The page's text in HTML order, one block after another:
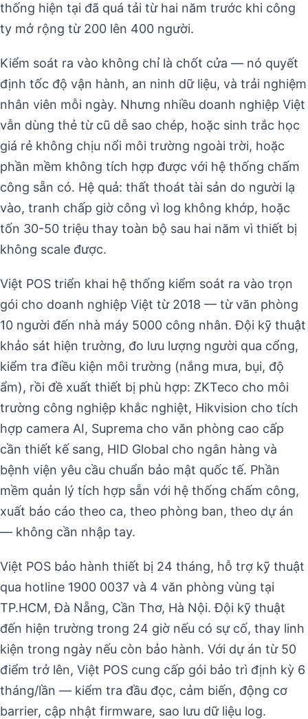
thống hiện tại đã quá tải từ hai năm trước khi công
ty mở rộng từ 200 lên 400 người.
Kiểm soát ra vào không chỉ là chốt cửa — nó quyết
định tốc độ vận hành, an ninh dữ liệu, và trải nghiệm
nhân viên mỗi ngày. Nhưng nhiều doanh nghiệp Việt
vẫn dùng thẻ từ cũ dễ sao chép, hoặc sinh trắc học
giá rẻ không chịu nổi môi trường ngoài trời, hoặc
phần mềm không tích hợp được với hệ thống chấm
công sẵn có. Hệ quả: thất thoát tài sản do người lạ
vào, tranh chấp giờ công vì log không khớp, hoặc
tốn 30-50 triệu thay toàn bộ sau hai năm vì thiết bị
không scale được.
Việt POS triển khai hệ thống kiểm soát ra vào trọn
gói cho doanh nghiệp Việt từ 2018 — từ văn phòng
10 người đến nhà máy 5000 công nhân. Đội kỹ thuật
khảo sát hiện trường, đo lưu lượng người qua cổng,
kiểm tra điều kiện môi trường (nắng mưa, bụi, độ
ẩm), rồi đề xuất thiết bị phù hợp: ZKTeco cho môi
trường công nghiệp khắc nghiệt, Hikvision cho tích
hợp camera AI, Suprema cho văn phòng cao cấp
cần thiết kế sang, HID Global cho ngân hàng và
bệnh viện yêu cầu chuẩn bảo mật quốc tế. Phần
mềm quản lý tích hợp sẵn với hệ thống chấm công,
xuất báo cáo theo ca, theo phòng ban, theo dự án
— không cần nhập tay.
Việt POS bảo hành thiết bị 24 tháng, hỗ trợ kỹ thuật
qua hotline 1900 0037 và 4 văn phòng vùng tại
TP.HCM, Đà Nẵng, Cần Thơ, Hà Nội. Đội kỹ thuật
đến hiện trường trong 24 giờ nếu có sự cố, thay linh
kiện trong ngày nếu còn bảo hành. Với dự án từ 50
điểm trở lên, Việt POS cung cấp gói bảo trì định kỳ 6
tháng/lần — kiểm tra đầu đọc, cảm biến, động cơ
barrier, cập nhật firmware, sao lưu dữ liệu log.